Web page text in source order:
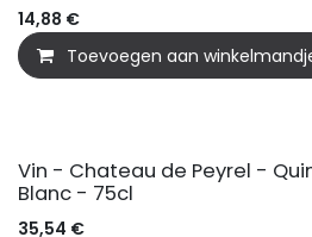
14,88 €
Toevoegen aan
Vin - Chateau de Peyrel -
Blanc - 75cl
35,54 €